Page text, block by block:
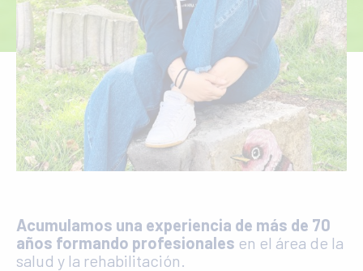
Acumulamos una experiencia de más de 70
años formando profesionales en el área de la
salud y la rehabilitación.